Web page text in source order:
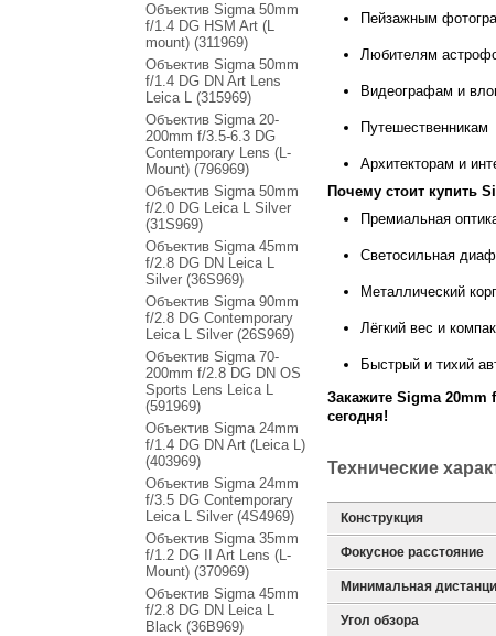
Пейзажным
Любителям
Видеографам и
Путешественникам
Архитекторам и
Почему стоит купить
Премиальная
Светосильная
Металлический
Лёгкий вес и
Быстрый и тихий
Закажите Sigma 20mm
сегодня!
Технические
Конструкция
Фокусное расстояние
Минимальная
Угол обзора
Объектив Sigma 50mm
f/1.4 DG HSM Art (L
mount) (311969)
Объектив Sigma 50mm
f/1.4 DG DN Art Lens
Leica L (315969)
Объектив Sigma 20-
200mm f/3.5-6.3 DG
Contemporary Lens (L-
Mount) (796969)
Объектив Sigma 50mm
f/2.0 DG Leica L Silver
(31S969)
Объектив Sigma 45mm
f/2.8 DG DN Leica L
Silver (36S969)
Объектив Sigma 90mm
f/2.8 DG Contemporary
Leica L Silver (26S969)
Объектив Sigma 70-
200mm f/2.8 DG DN OS
Sports Lens Leica L
(591969)
Объектив Sigma 24mm
f/1.4 DG DN Art (Leica L)
(403969)
Объектив Sigma 24mm
f/3.5 DG Contemporary
Leica L Silver (4S4969)
Объектив Sigma 35mm
f/1.2 DG II Art Lens (L-
Mount) (370969)
Объектив Sigma 45mm
f/2.8 DG DN Leica L
Black (36B969)